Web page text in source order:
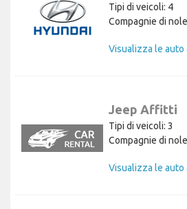
Tipi di veicoli: 4
Compagnie di
Visualizza le auto
Jeep Affitti
Tipi di veicoli: 3
Compagnie di
Visualizza le auto